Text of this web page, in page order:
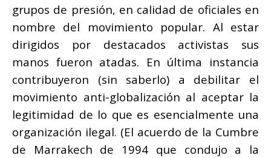
grupos de presión, en calidad de oficiales en
nombre del movimiento popular. Al estar
dirigidos por destacados activistas sus
manos fueron atadas. En última instancia
contribuyeron (sin saberlo) a debilitar el
movimiento anti-globalización al aceptar la
legitimidad de lo que es esencialmente una
organización ilegal. (El acuerdo de la Cumbre
de Marrakech de 1994 que condujo a la